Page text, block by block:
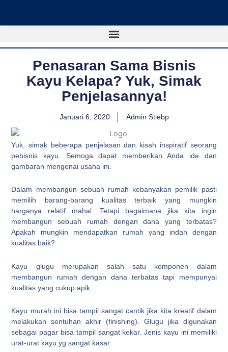
Penasaran Sama Bisnis
Kayu Kelapa? Yuk, Simak
Penjelasannya!
Januari 6, 2020 Admin Stiebp
Yuk, simak beberapa penjelasan dan kisah inspiratif seorang
pebisnis kayu. Semoga dapat memberikan Anda ide dan
gambaran mengenai usaha ini.
Dalam membangun sebuah rumah kebanyakan pemilik pasti
memilih barang-barang kualitas terbaik yang mungkin
harganya relatif mahal. Tetapi bagaimana jika kita ingin
membangun sebuah rumah dengan dana yang terbatas?
Apakah mungkin mendapatkan rumah yang indah dengan
kualitas baik?
Kayu glugu merupakan salah satu komponen dalam
membangun rumah dengan dana terbatas tapi mempunyai
kualitas yang cukup apik.
Kayu murah ini bisa tampil sangat cantik jika kita kreatif dalam
melakukan sentuhan akhir (finishing). Glugu jika digunakan
sebagai pagar bisa tampil sangat kekar. Jenis kayu ini memiliki
urat-urat kayu yg sangat kasar.